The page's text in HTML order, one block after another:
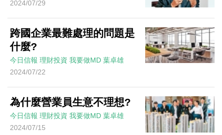
2024/07/29
跨國企業最難處理的問題是
什麼?
今日信報 理財投資 我要做MD 葉卓雄
2024/07/22
為什麼營業員生意不理想?
今日信報 理財投資 我要做MD 葉卓雄
2024/07/15